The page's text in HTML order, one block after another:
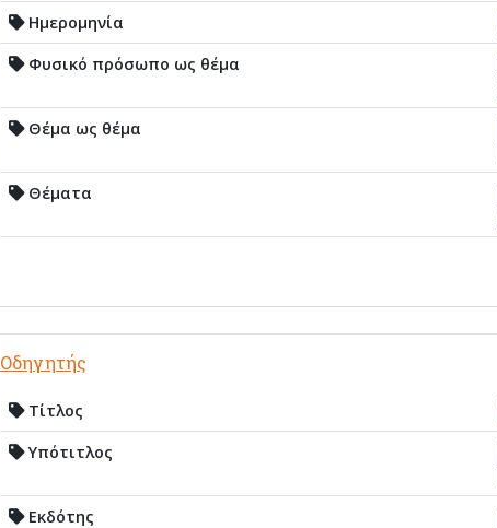
Ημερομηνία
Φυσικό πρόσωπο ως θέμα
Θέμα ως θέμα
Θέματα
Οδηγητής
Τίτλος
Υπότιτλος
Εκδότης